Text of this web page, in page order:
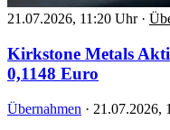
21.07.2026, 11:20 Uhr ·
Kirkstone Metals
0,1148 Euro
Übernahmen · 21.07.2026,